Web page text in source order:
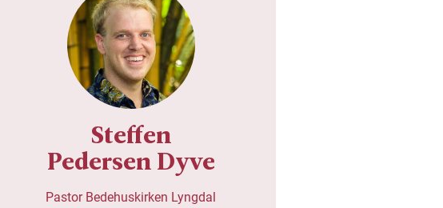
Steffen
Pedersen Dyve
Pastor Bedehuskirken Lyngdal